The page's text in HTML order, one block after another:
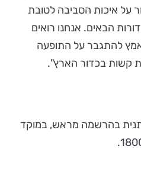
על איכות הסביבה לטובת
הבאים. אנחנו רואים
להתגבר על התופעה
קשות בכדור הארץ".
בהרשמה מראש, במוקד